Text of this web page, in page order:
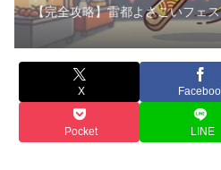
【完全攻略】雷都よさこいフェ
X
Pocket LINE